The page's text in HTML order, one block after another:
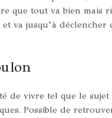
que tout va bien mais
va jusqu’à déclencher
de vivre tel que le sujet
Possible de